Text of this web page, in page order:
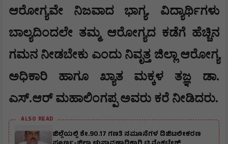
ಆರೋಗ್ಯವೇ ನಿಜವಾದ ಭಾಗ್ಯ. ವಿದ್ಯಾರ್ಥಿಗಳು
ಬಾಲ್ಯದಿಂದಲೇ ತಮ್ಮ ಆರೋಗ್ಯದ ಕಡೆಗೆ ಹೆಚ್ಚಿನ
ಗಮನ ನೀಡಬೇಕು ಎಂದು ನಿವೃತ್ತ ಜಿಲ್ಲಾ ಆರೋಗ್ಯ
ಅಧಿಕಾರಿ ಹಾಗೂ ಖ್ಯಾತ ಮಕ್ಕಳ ತಜ್ಞ ಡಾ.
ಎಸ್.ಆರ್ ಮಹಾಲಿಂಗಪ್ಪ ಅವರು ಕರೆ ನೀಡಿದರು.
ALSO READ
ಜಿಲ್ಲೆಯಲ್ಲಿ ಶೇ.90.17 ಗಣತಿ ನಮೂನೆಗಳ ಡಿಜಿಟಲೀಕರಣ